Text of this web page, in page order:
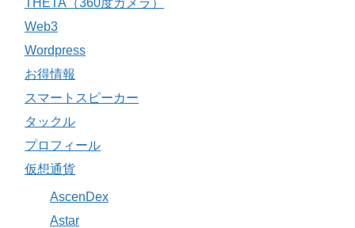
Web3
Wordpress
お得情報
スマートスピーカー
タックル
プロフィール
仮想通貨
AscenDex
Astar